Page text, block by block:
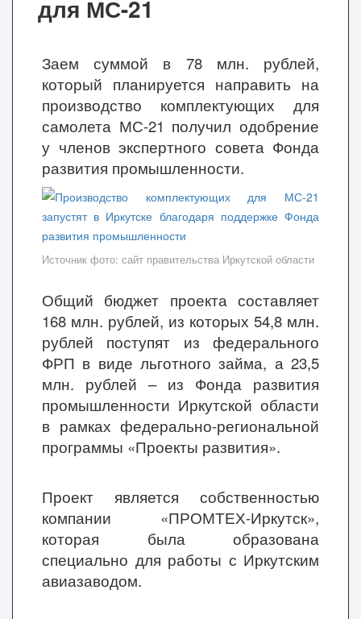
для МС-21
Заем суммой в 78 млн. рублей,
который планируется направить на
производство комплектующих для
самолета МС-21 получил одобрение
у членов экспертного совета Фонда
развития промышленности.
Источник фото: сайт правительства Иркутской области
Общий бюджет проекта составляет
168 млн. рублей, из которых 54,8 млн.
рублей поступят из федерального
ФРП в виде льготного займа, а 23,5
млн. рублей – из Фонда развития
промышленности Иркутской области
в рамках федерально-региональной
программы «Проекты развития».
Проект является собственностью
компании «ПРОМТЕХ-Иркутск»,
которая была образована
специально для работы с Иркутским
авиазаводом.